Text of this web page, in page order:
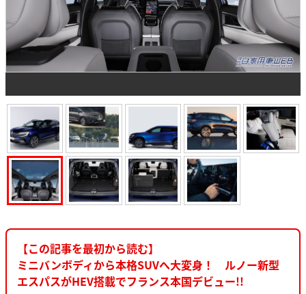
【この記事を最初から読む】
ミニバンボディから本格SUVへ大変身！ ルノー新型
エスパスがHEV搭載でフランス本国デビュー!!